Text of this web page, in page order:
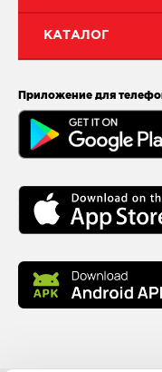
КАТАЛОГ
Приложение для